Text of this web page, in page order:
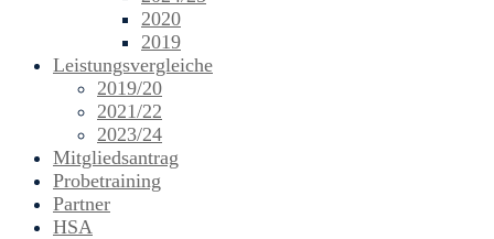
2020
2019
Leistungsvergleiche
2019/20
2021/22
2023/24
Mitgliedsantrag
Probetraining
Partner
HSA